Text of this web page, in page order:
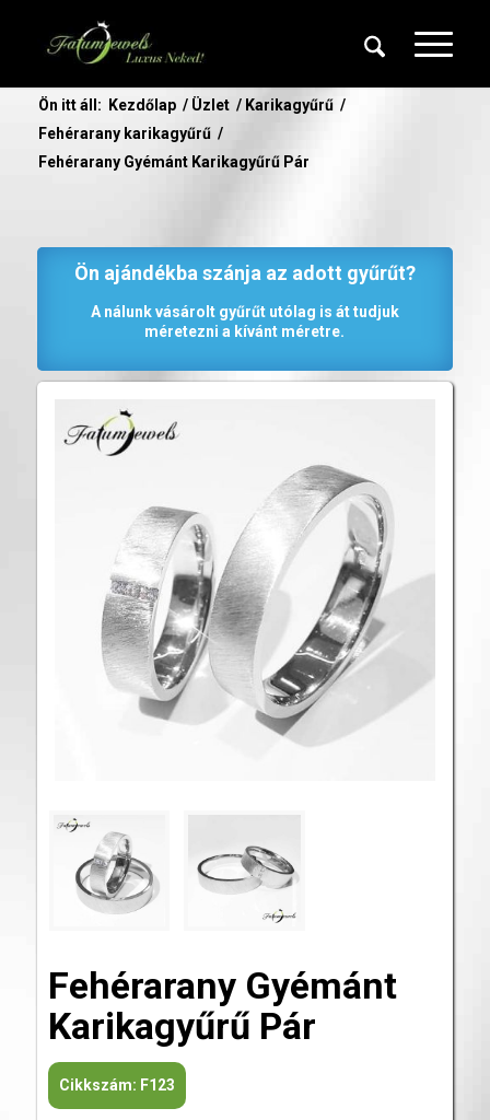
Ön itt áll: Kezdőlap / Üzlet / Karikagyűrű /
Fehérarany karikagyűrű /
Fehérarany Gyémánt Karikagyűrű Pár
Ön ajándékba szánja az adott gyűrűt?
A nálunk vásárolt gyűrűt utólag is át tudjuk
méretezni a kívánt méretre.
Fehérarany Gyémánt
Karikagyűrű Pár
Cikkszám: F123